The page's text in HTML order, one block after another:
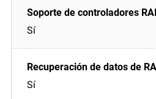
Sí
Sí